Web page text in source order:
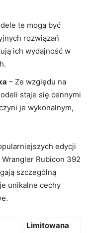
te mogą być
rozwiązań
ich wydajność w
– Ze względu na
staje się cennymi
je wykonalnym,
edycji
Rubicon 392
szczególną
unikalne cechy
Limitowana